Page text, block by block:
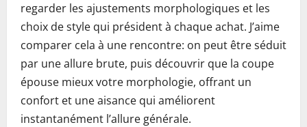
regarder les ajustements morphologiques et les
choix de style qui président à chaque achat. J’aime
comparer cela à une rencontre: on peut être séduit
par une allure brute, puis découvrir que la coupe
épouse mieux votre morphologie, offrant un
confort et une aisance qui améliorent
instantanément l’allure générale.